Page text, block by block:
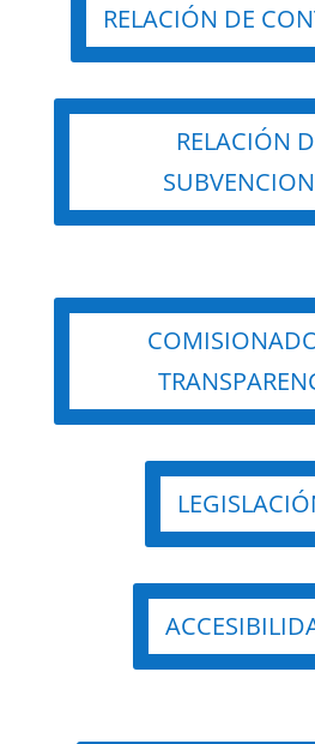
RELACIÓN DE
RELACIÓN